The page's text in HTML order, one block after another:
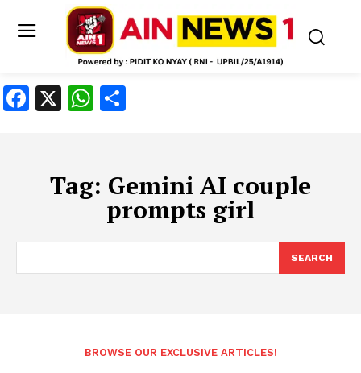
Facebook
X WhatsApp
Tag: Gemini AI couple
prompts girl
SEARCH
BROWSE OUR EXCLUSIVE ARTICLES!